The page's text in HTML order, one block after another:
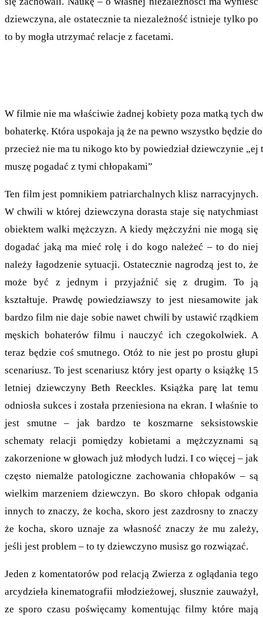
dziewczyna, ale ostatecznie ta niezależność istnieje tylko po
to by mogła utrzymać relacje z facetami.
W filmie nie ma właściwie żadnej kobiety poza matką tych
bohaterkę. Która uspokaja ją że na pewno wszystko będzie
przecież nie ma tu nikogo kto by powiedział dziewczynie „ej
muszę pogadać z tymi chłopakami”
Ten film jest pomnikiem patriarchalnych klisz narracyjnych.
W chwili w której dziewczyna dorasta staje się natychmiast
obiektem walki mężczyzn. A kiedy mężczyźni nie mogą się
dogadać jaką ma mieć rolę i do kogo należeć – to do niej
należy łagodzenie sytuacji. Ostatecznie nagrodzą jest to, że
może być z jednym i przyjaźnić się z drugim. To ją
kształtuje. Prawdę powiedziawszy to jest niesamowite jak
bardzo film nie daje sobie nawet chwili by ustawić rządkiem
męskich bohaterów filmu i nauczyć ich czegokolwiek. A
teraz będzie coś smutnego. Otóż to nie jest po prostu głupi
scenariusz. To jest scenariusz który jest oparty o książkę 15
letniej dziewczyny Beth Reeckles. Książka parę lat temu
odniosła sukces i została przeniesiona na ekran. I właśnie to
jest smutne – jak bardzo te koszmarne seksistowskie
schematy relacji pomiędzy kobietami a mężczyznami są
zakorzenione w głowach już młodych ludzi. I co więcej – jak
często niemalże patologiczne zachowania chłopaków – są
wielkim marzeniem dziewczyn. Bo skoro chłopak odgania
innych to znaczy, że kocha, skoro jest zazdrosny to znaczy
że kocha, skoro uznaje za własność znaczy że mu zależy,
jeśli jest problem – to ty dziewczyno musisz go rozwiązać.
Jeden z komentatorów pod relacją Zwierza z oglądania tego
arcydzieła kinematografii młodzieżowej, słusznie zauważył,
ze sporo czasu poświęcamy komentując filmy które mają